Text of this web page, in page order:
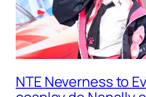
NTE Neverness to